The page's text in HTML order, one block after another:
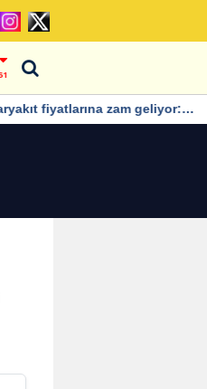
fiyatlarına zam geliyor:
tarih açıklandı